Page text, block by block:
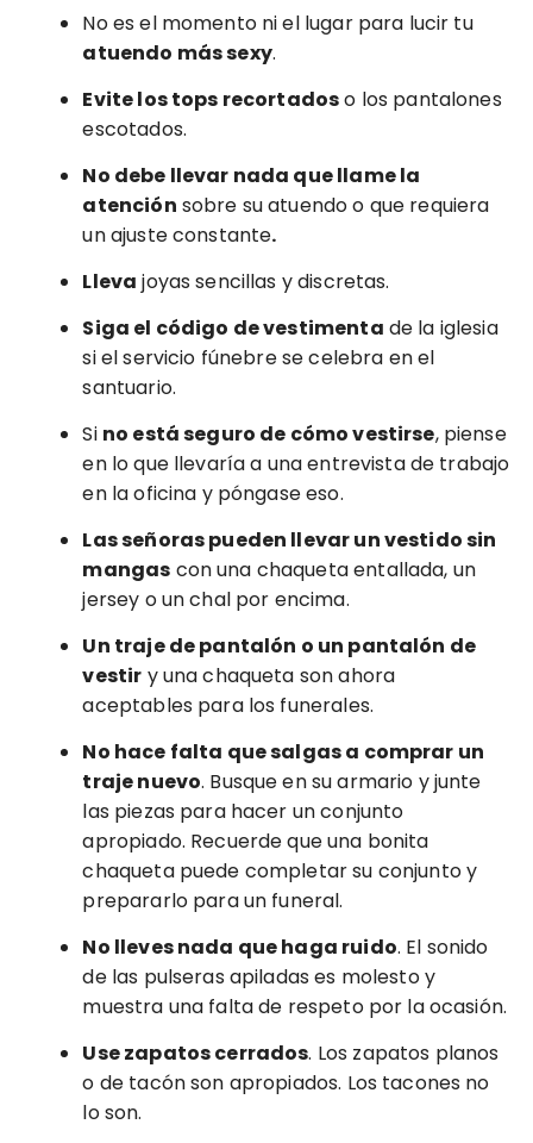
No es el momento ni el lugar para lucir tu
atuendo más sexy.
Evite los tops recortadoso los pantalones
escotados.
No debe llevar nada que llame la
atención sobre su atuendo o que requiera
un ajuste constante.
Lleva joyas sencillas y discretas.
Siga el código de vestimenta de la iglesia
si el servicio fúnebre se celebra en el
santuario.
Si no está seguro de cómo vestirse, piense
en lo que llevaría a una entrevista de trabajo
en la oficina y póngase eso.
Las señoras pueden llevar un vestido sin
mangas con una chaqueta entallada, un
jersey o un chal por encima.
Un traje de pantalón o un pantalón de
vestir y una chaqueta son ahora
aceptables para los funerales.
No hace falta que salgas a comprar un
traje nuevo. Busque en su armario y junte
las piezas para hacer un conjunto
apropiado. Recuerde que una bonita
chaqueta puede completar su conjunto y
prepararlo para un funeral.
No lleves nada que haga ruido. El sonido
de las pulseras apiladas es molesto y
muestra una falta de respeto por la ocasión.
Use zapatos cerrados. Los zapatos planos
o de tacón son apropiados. Los tacones no
lo son.